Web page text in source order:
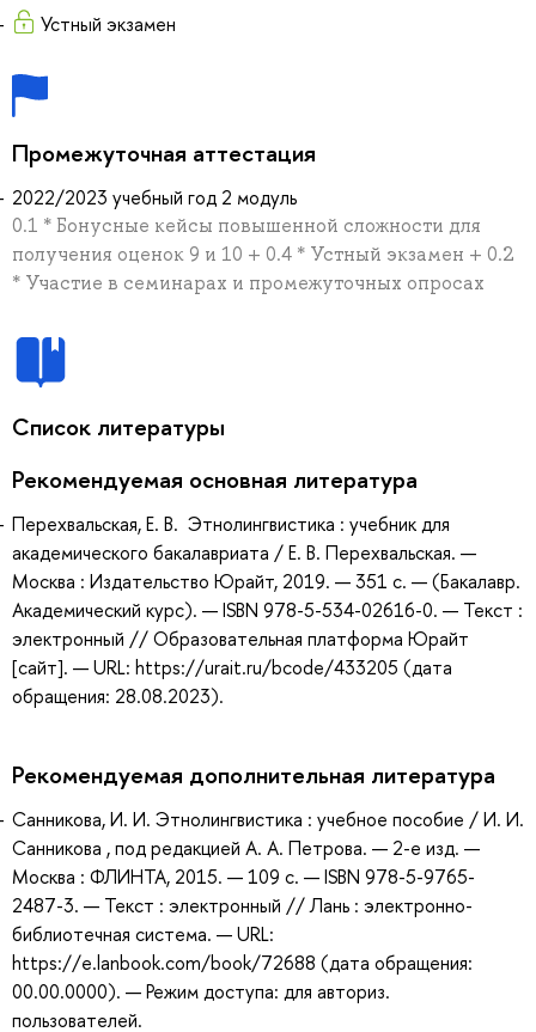
Устный экзамен
Промежуточная аттестация
2022/2023 учебный год 2 модуль
0.1 * Бонусные кейсы повышенной сложности для
получения оценок 9 и 10 + 0.4 * Устный экзамен + 0.2
* Участие в семинарах и промежуточных опросах
Список литературы
Рекомендуемая основная литература
Перехвальская, Е. В. Этнолингвистика : учебник для
академического бакалавриата / Е. В. Перехвальская. —
Москва : Издательство Юрайт, 2019. — 351 с. — (Бакалавр.
Академический курс). — ISBN 978-5-534-02616-0. — Текст :
электронный // Образовательная платформа Юрайт
[сайт]. — URL: https://urait.ru/bcode/433205 (дата
обращения: 28.08.2023).
Рекомендуемая дополнительная литература
Санникова, И. И. Этнолингвистика : учебное пособие / И. И.
Санникова , под редакцией А. А. Петрова. — 2-е изд. —
Москва : ФЛИНТА, 2015. — 109 с. — ISBN 978-5-9765-
2487-3. — Текст : электронный // Лань : электронно-
библиотечная система. — URL:
https://e.lanbook.com/book/72688 (дата обращения:
00.00.0000). — Режим доступа: для авториз.
пользователей.